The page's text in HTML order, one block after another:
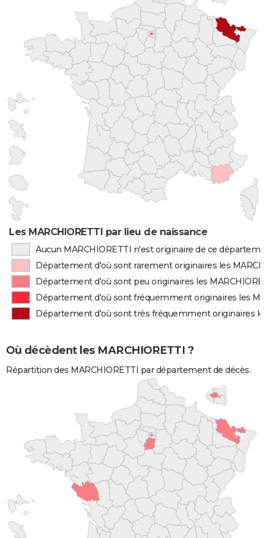
Les MARCHIORETTI par lieu de naissance
Aucun MARCHIORETTI n'est originaire de ce
Département d'où sont rarement originaires les
Département d'où sont peu originaires les
Département d'où sont fréquemment originaires les
Département d'où sont très fréquemment originaires
Où décèdent les MARCHIORETTI ?
Répartition des MARCHIORETTI par département de décès.